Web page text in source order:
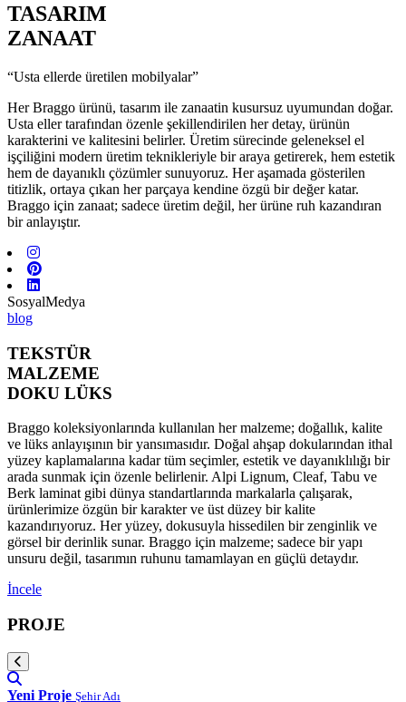
TASARIM
ZANAAT
“Usta ellerde üretilen mobilyalar”
Her Braggo ürünü, tasarım ile zanaatin kusursuz uyumundan doğar.
Usta eller tarafından özenle şekillendirilen her detay, ürünün
karakterini ve kalitesini belirler. Üretim sürecinde geleneksel el
işçiliğini modern üretim teknikleriyle bir araya getirerek, hem estetik
hem de dayanıklı çözümler sunuyoruz. Her aşamada gösterilen
titizlik, ortaya çıkan her parçaya kendine özgü bir değer katar.
Braggo için zanaat; sadece üretim değil, her ürüne ruh kazandıran
bir anlayıştır.
SosyalMedya
blog
TEKSTÜR
MALZEME
DOKU LÜKS
Braggo koleksiyonlarında kullanılan her malzeme; doğallık, kalite
ve lüks anlayışının bir yansımasıdır. Doğal ahşap dokularından ithal
yüzey kaplamalarına kadar tüm seçimler, estetik ve dayanıklılığı bir
arada sunmak için özenle belirlenir. Alpi Lignum, Cleaf, Tabu ve
Berk laminat gibi dünya standartlarında markalarla çalışarak,
ürünlerimize özgün bir karakter ve üst düzey bir kalite
kazandırıyoruz. Her yüzey, dokusuyla hissedilen bir zenginlik ve
görsel bir derinlik sunar. Braggo için malzeme; sadece bir yapı
unsuru değil, tasarımın ruhunu tamamlayan en güçlü detaydır.
İncele
PROJE
Yeni Proje Şehir Adı